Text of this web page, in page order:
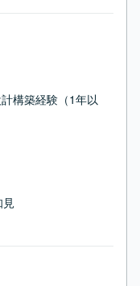
構築経験（1年以
見